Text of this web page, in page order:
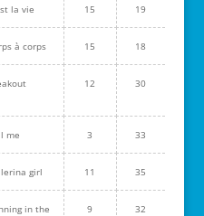
la vie 15 19
à corps 15 18
12 30
me 3 33
girl 11 35
in the
9 32